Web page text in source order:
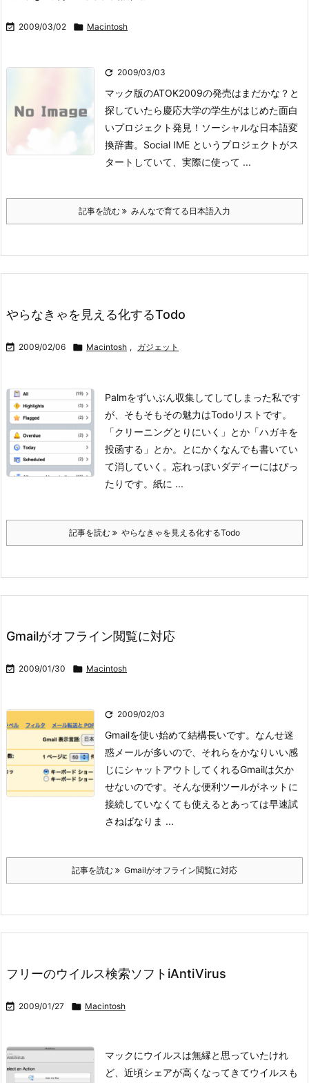
 2009/03/02  Macintosh
 2009/03/03
マック版のATOK2009の発売はまだかな？と
探していたら慶応大学の学生がはじめた面白
いプロジェクト発見！ ソーシャルな日本語変
換辞書。 Social IME というプロジェクトがス
タートしていて、実際に使って ...
記事を読む みんなで育てる日本語入力
やらなきゃを見える化するTodo
 2009/02/06  Macintosh , ガジェット
Palmをずいぶん収集してしてしまった私です
が、そもそもその魅力はTodoリストです。
「クリーニングとりにいく」とか「ハガキを
投函する」とか。とにかくなんでも書いてい
て消していく。忘れっぽいダディーにはぴっ
たりです。 紙に ...
記事を読む やらなきゃを見える化するTodo
Gmailがオフライン閲覧に対応
 2009/01/30  Macintosh
 2009/02/03
Gmailを使い始めて結構長いです。なんせ迷
惑メールが多いので、それらをかなりいい感
じにシャットアウトしてくれるGmailは欠か
せないのです。 そんな便利ツールがネットに
接続していなくても使えるとあっては早速試
さねばなりま ...
記事を読む Gmailがオフライン閲覧に対応
フリーのウイルス検索ソフトiAntiVirus
 2009/01/27  Macintosh
マックにウイルスは無縁と思っていたけれ
ど、近頃シェアが高くなってきてウイルスも